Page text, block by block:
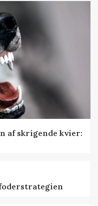
af skrigende kvier: